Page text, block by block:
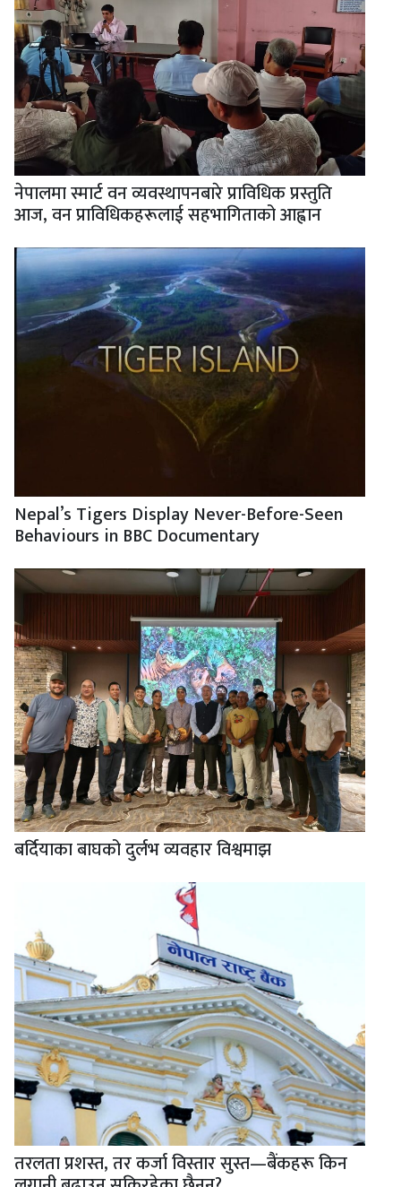
नेपालमा स्मार्ट वन व्यवस्थापनबारे प्राविधिक प्रस्तुति
आज, वन प्राविधिकहरूलाई सहभागिताको आह्वान
Nepal’s Tigers Display Never-Before-Seen
Behaviours in BBC Documentary
बर्दियाका बाघको दुर्लभ व्यवहार विश्वमाझ
तरलता प्रशस्त, तर कर्जा विस्तार सुस्त—बैंकहरू किन